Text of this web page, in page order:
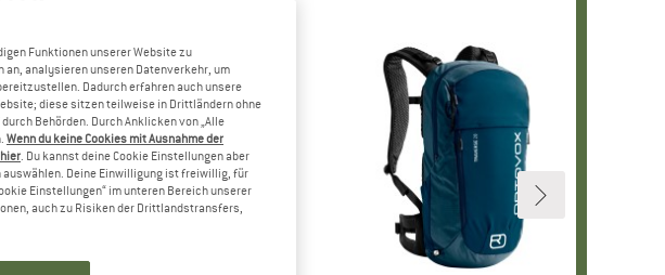
Funktionen unserer Website zu
analysieren unseren Datenverkehr, um
Dadurch erfahren auch unsere
diese sitzen teilweise in Drittländern ohne
Behörden. Durch Anklicken von „Alle
Wenn du keine Cookies mit Ausnahme der
. Du kannst deine Cookie Einstellungen aber
auswählen. Deine Einwilligung ist freiwillig, für
Einstellungen“ im unteren Bereich unserer
auch zu Risiken der Drittlandstransfers,